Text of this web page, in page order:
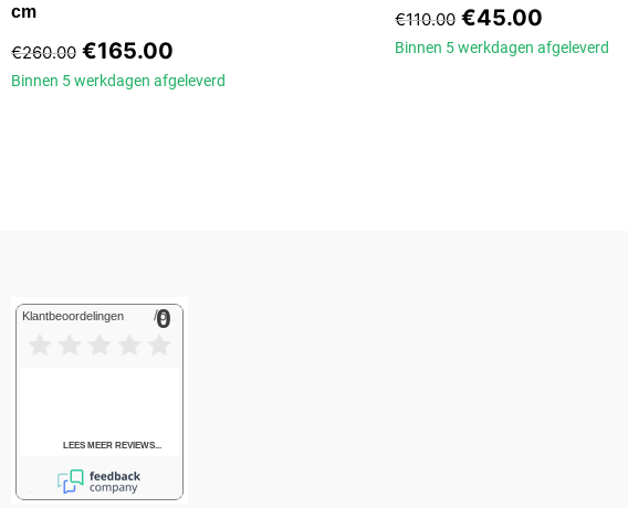
cm
€260.00 €165.00
Binnen 5 werkdagen afgeleverd
€110.00 €45.00
Binnen 5 werkdagenafgeleverd